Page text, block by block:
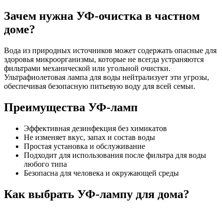
Зачем нужна УФ-очистка в частном
доме?
Вода из природных источников может содержать опасные для
здоровья микроорганизмы, которые не всегда устраняются
фильтрами механической или угольной очистки.
Ультрафиолетовая лампа для воды нейтрализует эти угрозы,
обеспечивая безопасную питьевую воду для всей семьи.
Преимущества УФ-ламп
Эффективная дезинфекция без химикатов
Не изменяет вкус, запах и состав воды
Простая установка и обслуживание
Подходит для использования после фильтра для воды
любого типа
Безопасна для человека и окружающей среды
Как выбрать УФ-лампу для дома?